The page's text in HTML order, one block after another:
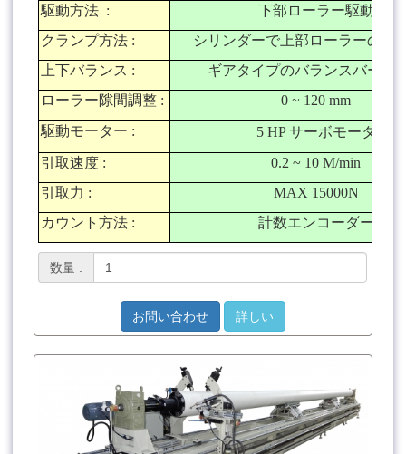
駆動方法 :
下部ローラー駆動
クランプ方法 :
シリンダーで上部ローラーのク
上下バランス :
ギアタイプのバランスバーを
ローラー隙間調整 :
0 ~ 120 mm
駆動モーター :
5 HP サーボモータ
引取速度 :
0.2 ~ 10 M/min
引取力 :
MAX 15000N
カウント方法 : 計数エンコーダー
数量 :
お問い合わせ 詳しい